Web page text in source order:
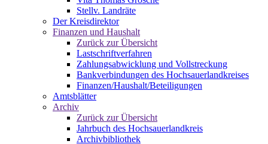
Stellv. Landräte
Der Kreisdirektor
Finanzen und Haushalt
Zurück zur Übersicht
Lastschriftverfahren
Zahlungsabwicklung und Vollstreckung
Bankverbindungen des Hochsauerlandkreises
Finanzen/Haushalt/Beteiligungen
Amtsblätter
Archiv
Zurück zur Übersicht
Jahrbuch des Hochsauerlandkreis
Archivbibliothek